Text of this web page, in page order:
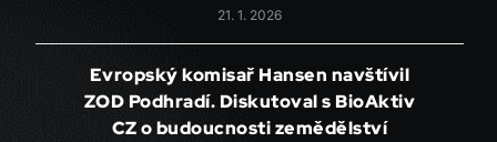
21. 1. 2026
Evropský komisař Hansen navštívil
ZOD Podhradí. Diskutoval s BioAktiv
CZ o budoucnosti zemědělství